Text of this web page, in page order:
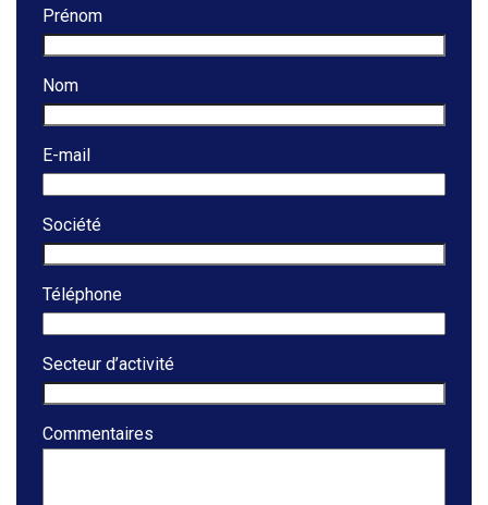
Prénom
Nom
E-mail
Société
Téléphone
Secteur d’activité
Commentaires